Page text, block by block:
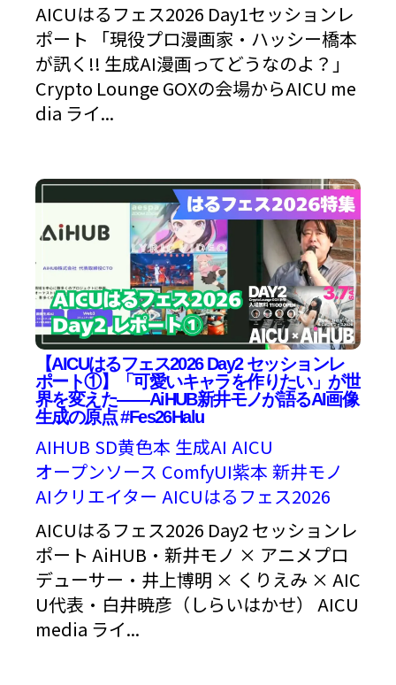
AICUはるフェス2026 Day1セッションレ
ポート 「現役プロ漫画家・ハッシー橋本
が訊く!! 生成AI漫画ってどうなのよ？」
Crypto Lounge GOXの会場からAICU me
dia ライ...
【AICUはるフェス2026 Day2 セッションレ
ポート①】「可愛いキャラを作りたい」が世
界を変えた——AiHUB新井モノが語るAI画像
生成の原点 #Fes26Halu
AIHUB SD黄色本 生成AI AICU
オープンソース ComfyUI紫本 新井モノ
AIクリエイター AICUはるフェス2026
AICUはるフェス2026 Day2 セッションレ
ポート AiHUB・新井モノ × アニメプロ
デューサー・井上博明 × くりえみ × AIC
U代表・白井暁彦（しらいはかせ） AICU
media ライ...